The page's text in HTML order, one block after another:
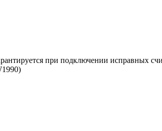
при подключении исправных